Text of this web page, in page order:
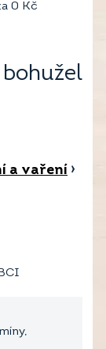
0 Kč
a vaření ›